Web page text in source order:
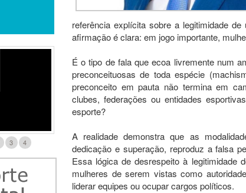
3 4
referência explícita sobre a legitimidade
afirmação é clara: em jogo importante,
É o tipo de fala que ecoa livremente num
preconceituosas de toda espécie
preconceito em pauta não termina em
clubes, federações ou entidades
esporte?
A realidade demonstra que as
dedicação e superação, reproduz a falsa
Essa lógica de desrespeito à legitimidade
mulheres de serem vistas como
liderar equipes ou ocupar cargos políticos.